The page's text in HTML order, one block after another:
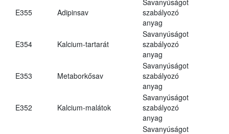
E355 Adipinsav
szabályozó
anyag
E354 Kalcium-tartarát
Savanyúságot
szabályozó
anyag
E353 Metaborkősav
Savanyúságot
szabályozó
anyag
E352 Kalcium-malátok
Savanyúságot
szabályozó
anyag
Savanyúságot